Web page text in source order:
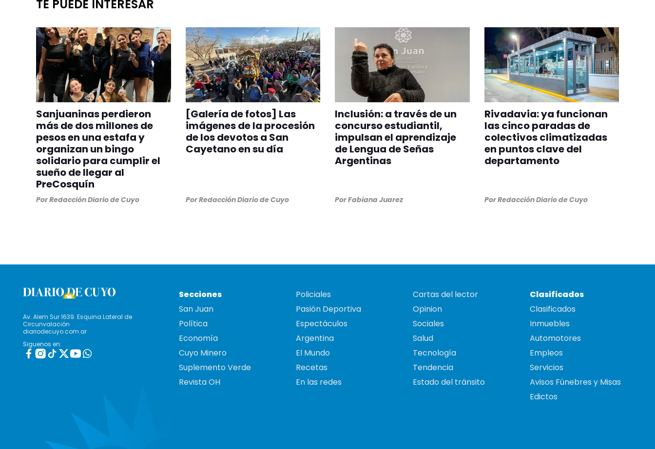
TE PUEDE INTERESAR
Sanjuaninas perdieron
más de dos millones de
pesos en una estafa y
organizan un bingo
solidario para cumplir el
sueño de llegar al
PreCosquín
PorRedacción Diario de Cuyo
[Galería de fotos] Las
imágenes de la procesión
de los devotos a San
Cayetano en su día
PorRedacción Diario de Cuyo
Inclusión: a través de un
concurso estudiantil,
impulsan el aprendizaje
de Lengua de Señas
Argentinas
PorFabiana Juarez
Rivadavia: ya funcionan
las cinco paradas de
colectivos climatizadas
en puntos clave del
departamento
PorRedacción Diario de Cuyo
Av. Alem Sur 1639. Esquina Lateral de
Circunvalación
diariodecuyo.com.ar
Siguenos en:
Secciones
San Juan
Política
Economía
Cuyo Minero
Suplemento Verde
Revista OH
Policiales
Pasión Deportiva
Espectáculos
Argentina
El Mundo
Recetas
En las redes
Cartas del lector
Opinion
Sociales
Salud
Tecnología
Tendencia
Estado del tránsito
Clasificados
Clasificados
Inmuebles
Automotores
Empleos
Servicios
Avisos Fúnebres y Misas
Edictos